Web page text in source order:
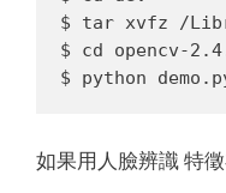
$ tar xvfz /
$ cd opencv-
如果用人臉辨識 特